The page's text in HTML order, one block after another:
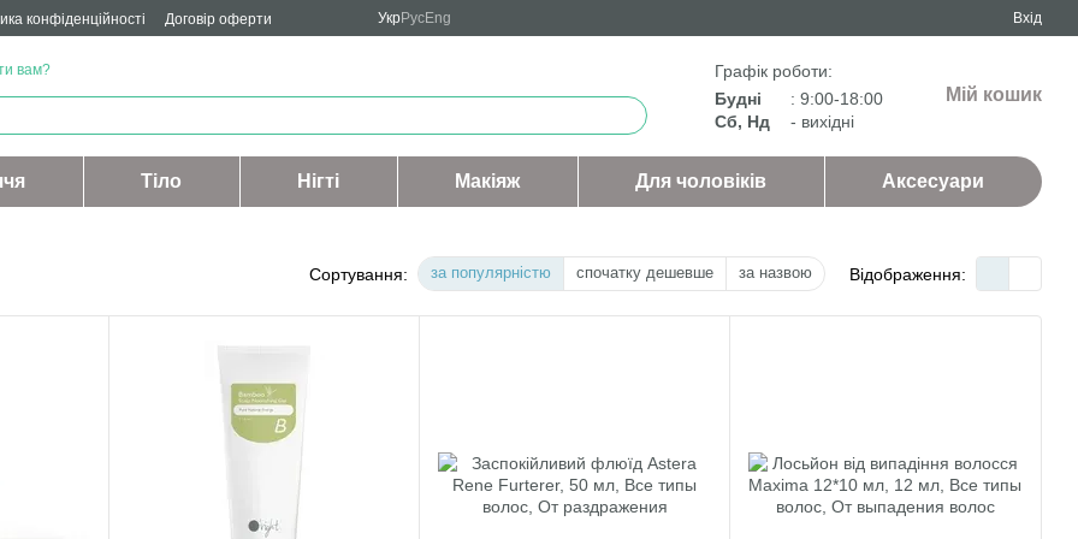
конфіденційності Договір оферти УкрРусEng Вхід
вам?
Графік роботи:
Будні
: 9:00-18:00
Сб, Нд
- вихідні
Мій кошик
Тіло Нігті Макіяж Для чоловіків Аксесуари
Сортування: за популярністю спочатку дешевше за назвою Відображення: